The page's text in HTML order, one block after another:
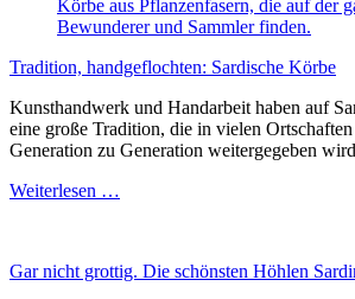
Tradition, handgeflochten: Sardische Körbe
Kunsthandwerk und Handarbeit haben auf
eine große Tradition, die in vielen
Generation zu Generation weitergegeben
Weiterlesen …
Gar nicht grottig. Die schönsten Höhlen